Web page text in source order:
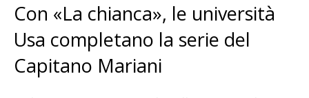
Con «La chianca», le università
Usa completano la serie del
Capitano Mariani